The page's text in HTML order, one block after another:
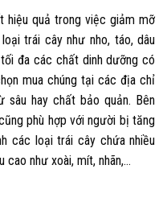
hiệu quả trong việc giảm mỡ
trái cây như nho, táo, dâu
đa các chất dinh dưỡng có
mua chúng tại các địa chỉ
sâu hay chất bảo quản. Bên
phù hợp với người bị tăng
các loại trái cây chứa nhiều
như xoài, mít, nhãn,…